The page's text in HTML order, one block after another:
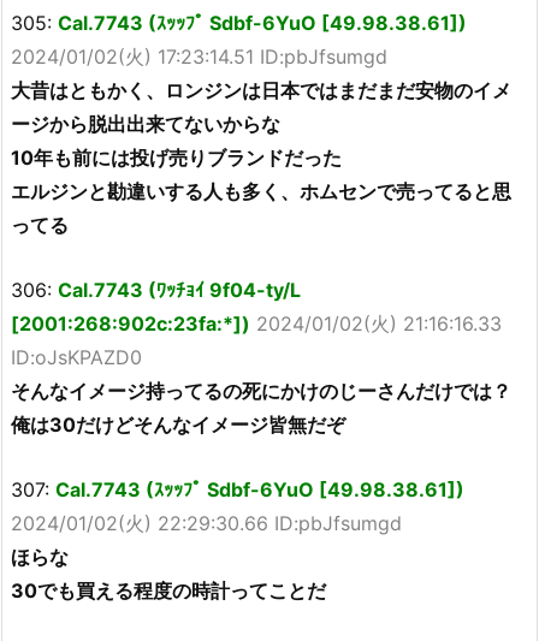
305: Cal.7743 (ｽｯｯﾌﾟ Sdbf-6YuO [49.98.38.61])
2024/01/02(火) 17:23:14.51 ID:pbJfsumgd
大昔はともかく、ロンジンは日本ではまだまだ安物のイメ
ージから脱出出来てないからな
10年も前には投げ売りブランドだった
エルジンと勘違いする人も多く、ホムセンで売ってると思
ってる
306: Cal.7743 (ﾜｯﾁｮｲ 9f04-ty/L
[2001:268:902c:23fa:*]) 2024/01/02(火) 21:16:16.33
ID:oJsKPAZD0
そんなイメージ持ってるの死にかけのじーさんだけでは？
俺は30だけどそんなイメージ皆無だぞ
307: Cal.7743 (ｽｯｯﾌﾟ Sdbf-6YuO [49.98.38.61])
2024/01/02(火) 22:29:30.66 ID:pbJfsumgd
ほらな
30でも買える程度の時計ってことだ